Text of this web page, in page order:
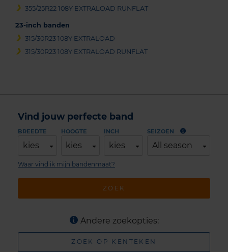
355/25R22 108Y EXTRALOAD RUNFLAT
23-inch banden
315/30R23 108Y EXTRALOAD
315/30R23 108Y EXTRALOAD RUNFLAT
Vind jouw perfecte band
BREEDTE
kies
HOOGTE
kies
INCH
kies
SEIZOEN
All season
ZOEK
Waar vind ik mijn bandenmaat?
Andere zoekopties:
ZOEK OP KENTEKEN